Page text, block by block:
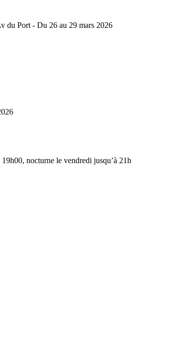
du Port - Du 26 au 29 mars 2026
nocturne le vendredi jusqu’à 21h